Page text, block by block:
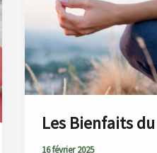
Les Bienfaits
16 février 2025
Yoga !